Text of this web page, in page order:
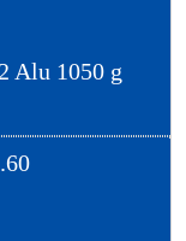
Alu 1050 g